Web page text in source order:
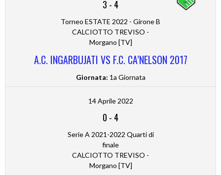
3 - 4
Torneo ESTATE 2022 - Girone B
CALCIOTTO TREVISO -
Morgano [TV]
A.C. INGARBUJATI VS F.C. CA’NELSON 2017
Giornata: 1a Giornata
14 Aprile 2022
0 - 4
Serie A 2021-2022 Quarti di
finale
CALCIOTTO TREVISO -
Morgano [TV]